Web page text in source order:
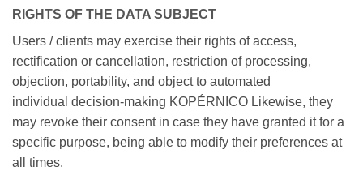
RIGHTS OF THE DATA SUBJECT
Users / clients may exercise their rights of access,
rectification or cancellation, restriction of processing,
objection, portability, and object to automated
individual decision-making KOPÉRNICO Likewise, they
may revoke their consent in case they have granted it for a
specific purpose, being able to modify their preferences at
all times.